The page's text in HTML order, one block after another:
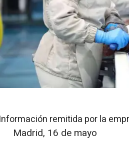
remitida por la
Madrid, 16 de mayo